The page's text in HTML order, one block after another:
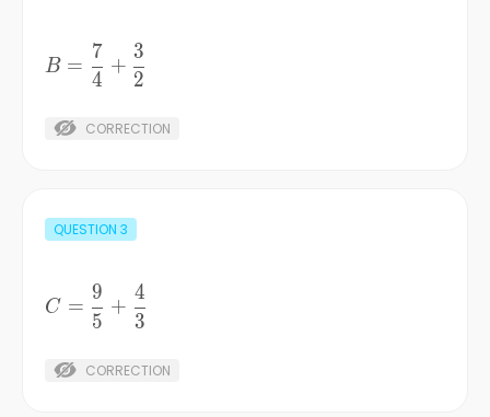
B=\frac{7}
{4}+\frac{3}
B =
4
7
+
2
3
CORRECTION
QUESTION 3
C=\frac{9}
{5}+\frac{4}
C =
5
9
+
3
4
CORRECTION